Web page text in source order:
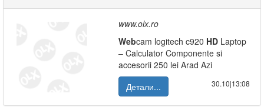
www.olx.ro
Webcam logitech c920 HD Laptop
– Calculator Componente si
accesorii 250 lei Arad Azi
Детали...
30.10|13:08